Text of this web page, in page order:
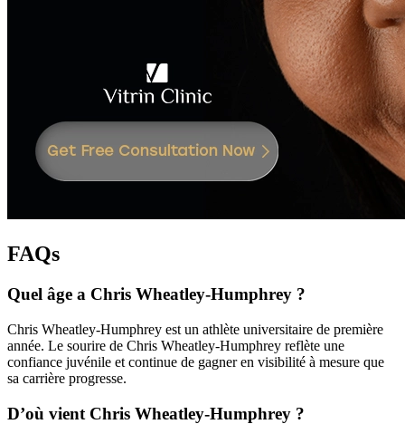
FAQs
Quel âge a Chris Wheatley-Humphrey ?
Chris Wheatley-Humphrey est un athlète universitaire de première
année. Le sourire de Chris Wheatley-Humphrey reflète une
confiance juvénile et continue de gagner en visibilité à mesure que
sa carrière progresse.
D’où vient Chris Wheatley-Humphrey ?